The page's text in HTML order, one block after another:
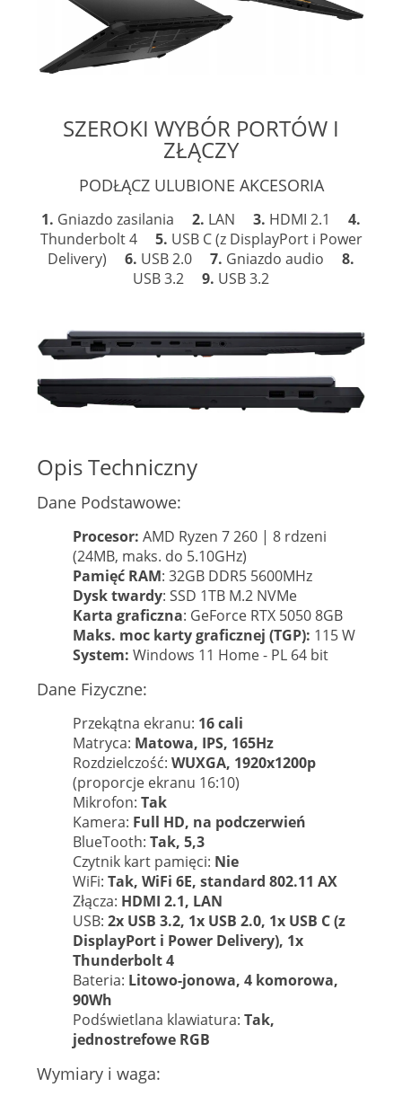
SZEROKI WYBÓR PORTÓW I
ZŁĄCZY
PODŁĄCZ ULUBIONE AKCESORIA
1. Gniazdo zasilania 2. LAN 3. HDMI 2.1 4.
Thunderbolt 4 5. USB C (z DisplayPort i Power
Delivery) 6. USB 2.0 7. Gniazdo audio 8.
USB 3.2 9. USB 3.2
Opis Techniczny
Dane Podstawowe:
Procesor: AMD Ryzen 7 260 | 8 rdzeni
(24MB, maks. do 5.10GHz)
Pamięć RAM: 32GB DDR5 5600MHz
Dysk twardy: SSD 1TB M.2 NVMe
Karta graficzna: GeForce RTX 5050 8GB
Maks. moc karty graficznej (TGP): 115 W
System: Windows 11 Home - PL 64 bit
Dane Fizyczne:
Przekątna ekranu: 16 cali
Matryca: Matowa, IPS, 165Hz
Rozdzielczość: WUXGA, 1920x1200p
(proporcje ekranu 16:10)
Mikrofon: Tak
Kamera: Full HD, na podczerwień
BlueTooth: Tak, 5,3
Czytnik kart pamięci: Nie
WiFi: Tak, WiFi 6E, standard 802.11 AX
Złącza: HDMI 2.1, LAN
USB: 2x USB 3.2, 1x USB 2.0, 1x USB C (z
DisplayPort i Power Delivery), 1x
Thunderbolt 4
Bateria: Litowo-jonowa, 4 komorowa,
90Wh
Podświetlana klawiatura: Tak,
jednostrefowe RGB
Wymiary i waga: